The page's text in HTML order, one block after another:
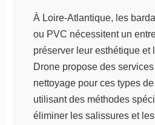
À Loire-Atlantique, les
ou PVC nécessitent un
préserver leur esthétique et
Drone propose des
nettoyage pour ces types
utilisant des méthodes
éliminer les salissures et